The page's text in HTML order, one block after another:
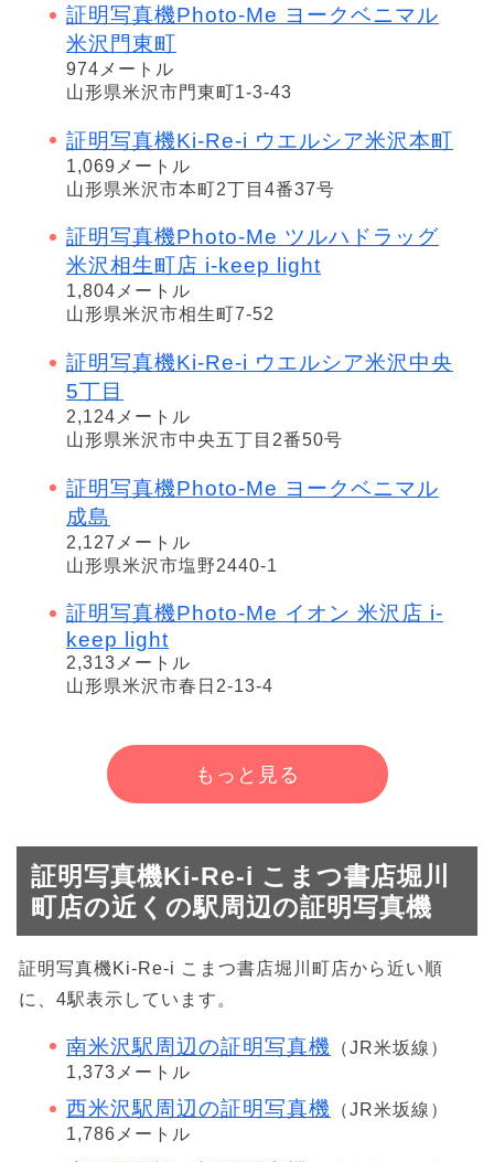
証明写真機Photo-Me ヨークベニマル
米沢門東町
974メートル
山形県米沢市門東町1-3-43
証明写真機Ki-Re-i ウエルシア米沢本町
1,069メートル
山形県米沢市本町2丁目4番37号
証明写真機Photo-Me ツルハドラッグ
米沢相生町店 i-keep light
1,804メートル
山形県米沢市相生町7-52
証明写真機Ki-Re-i ウエルシア米沢中央
5丁目
2,124メートル
山形県米沢市中央五丁目2番50号
証明写真機Photo-Me ヨークベニマル
成島
2,127メートル
山形県米沢市塩野2440-1
証明写真機Photo-Me イオン 米沢店 i-
keep light
2,313メートル
山形県米沢市春日2-13-4
もっと見る
証明写真機Ki-Re-i こまつ書店堀川
町店の近くの駅周辺の証明写真機
証明写真機Ki-Re-i こまつ書店堀川町店から近い順
に、4駅表示しています。
南米沢駅周辺の証明写真機
（JR米坂線）
1,373メートル
西米沢駅周辺の証明写真機
（JR米坂線）
1,786メートル